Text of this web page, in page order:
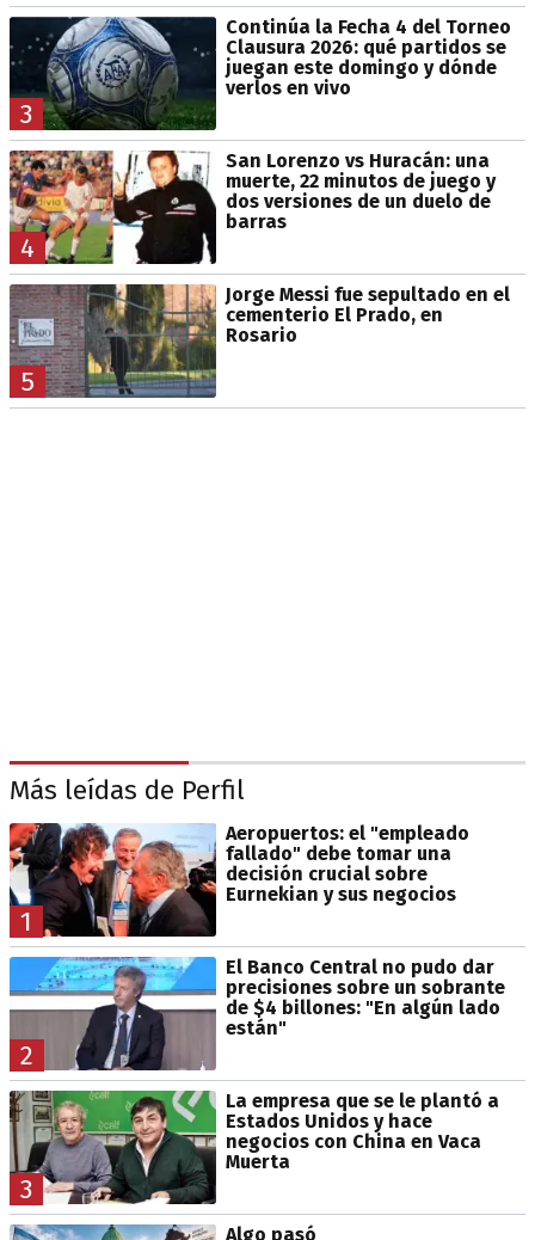
3
Continúa la Fecha 4 del Torneo
Clausura 2026: qué partidos se
juegan este domingo y dónde
verlos en vivo
4
San Lorenzo vs Huracán: una
muerte, 22 minutos de juego y
dos versiones de un duelo de
barras
5
Jorge Messi fue sepultado en el
cementerio El Prado, en
Rosario
Más leídas de Perfil
1
Aeropuertos: el "empleado
fallado" debe tomar una
decisión crucial sobre
Eurnekian y sus negocios
2
El Banco Central no pudo dar
precisiones sobre un sobrante
de $4 billones: "En algún lado
están"
3
La empresa que se le plantó a
Estados Unidos y hace
negocios con China en Vaca
Muerta
Algo pasó